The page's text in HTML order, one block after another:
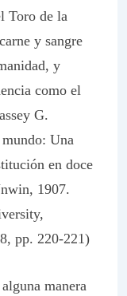
Toro de la
y sangre
y
como el
G.
Una
en doce
1907.
pp. 220-221)
manera